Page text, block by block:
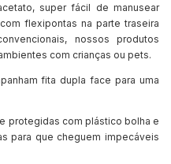
super fácil de manusear
flexipontas na parte traseira
nossos produtos
com crianças ou pets.
fita dupla face para uma
protegidas com plástico bolha e
para que cheguem impecáveis